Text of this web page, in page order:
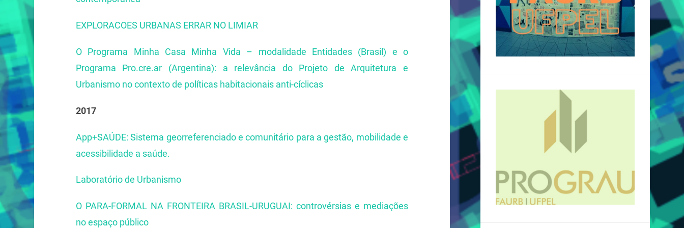
EXPLORACOES URBANAS ERRAR NO LIMIAR
O Programa Minha Casa Minha Vida – modalidade Entidades (Brasil) e o
Programa Pro.cre.ar (Argentina): a relevância do Projeto de Arquitetura e
Urbanismo no contexto de políticas habitacionais anti-cíclicas
2017
App+SAÚDE: Sistema georreferenciado e comunitário para a gestão, mobilidade e
acessibilidade a saúde.
Laboratório de Urbanismo
O PARA-FORMAL NA FRONTEIRA BRASIL-URUGUAI: controvérsias e mediações
no espaço público